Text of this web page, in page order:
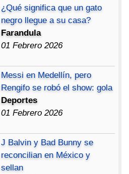
¿Qué significa que un gato
negro llegue a su casa?
Farandula
01 Febrero 2026
Messi en Medellín, pero
Rengifo se robó el show: gola
Deportes
01 Febrero 2026
J Balvin y Bad Bunny se
reconcilian en México y
sellan